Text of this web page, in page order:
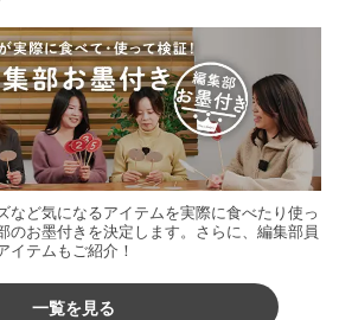
など気になるアイテムを実際に食べたり使っ
のお墨付きを決定します。さらに、編集部員
イテムもご紹介！
一覧を見る